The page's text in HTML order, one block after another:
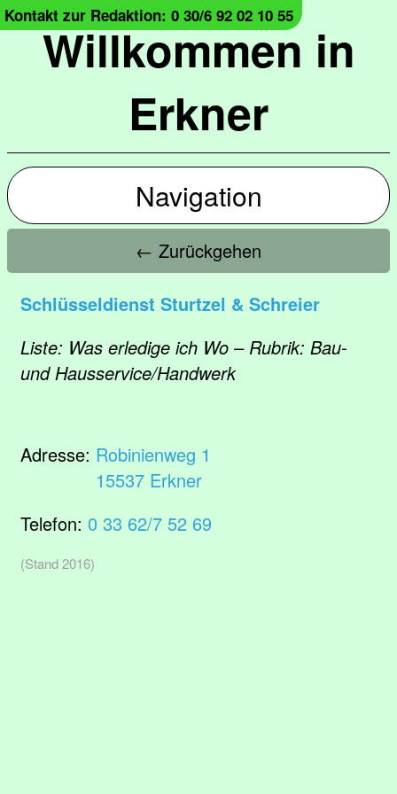
Willkommen in
Erkner
Kontakt zur Redaktion: 0 30/6 92 02 10 55
Navigation
← Zurückgehen
Schlüsseldienst Sturtzel & Schreier
Liste: Was erledige ich Wo – Rubrik: Bau-
und Hausservice/Handwerk
Adresse: Robinienweg 1
15537 Erkner
Telefon: 0 33 62/7 52 69
(Stand 2016)